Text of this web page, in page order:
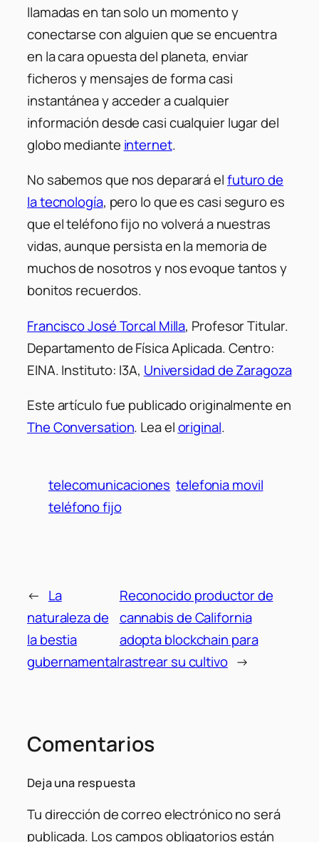
llamadas en tan solo un momento y
conectarse con alguien que se encuentra
en la cara opuesta del planeta, enviar
ficheros y mensajes de forma casi
instantánea y acceder a cualquier
información desde casi cualquier lugar del
globo mediante internet.
No sabemos que nos deparará elfuturo de
la tecnología, pero lo que es casi seguro es
que el teléfono fijo no volverá a nuestras
vidas, aunque persista en la memoria de
muchos de nosotros y nos evoque tantos y
bonitos recuerdos.
Francisco José Torcal Milla, Profesor Titular.
Departamento de Física Aplicada. Centro:
EINA. Instituto: I3A, Universidad de Zaragoza
Este artículo fue publicado originalmente en
The Conversation. Lea eloriginal.
telecomunicaciones telefonia movil
teléfono fijo
← La
naturaleza de
la bestia
gubernamental
Reconocido productor de
cannabis de California
adopta blockchain para
rastrear su cultivo →
Comentarios
Deja una respuesta
Tu dirección de correo electrónico no será
publicada. Los campos obligatorios están